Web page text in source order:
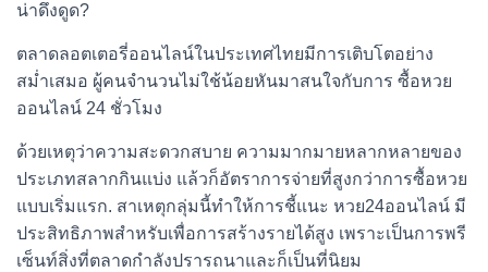
น่าดึงดูด?
ตลาดลอตเตอรี่ออนไลน์ในประเทศไทยมีการเติบโตอย่าง
สม่ำเสมอ ผู้คนจำนวนไม่ใช้น้อยหันมาสนใจกับการ ซื้อหวย
ออนไลน์ 24 ชั่วโมง
ด้วยเหตุว่าความสะดวกสบาย ความมากมายหลากหลายของ
ประเภทสลากกินแบ่ง แล้วก็อัตราการจ่ายที่สูงกว่าการซื้อหวย
แบบเริ่มแรก. สาเหตุกลุ่มนี้ทำให้การชี้แนะ หวย24ออนไลน์ มี
ประสิทธิภาพสำหรับเพื่อการสร้างรายได้สูง เพราะเป็นการพรี
เซ็นท์สิ่งที่ตลาดกำลังปรารถนาและก็เป็นที่นิยม